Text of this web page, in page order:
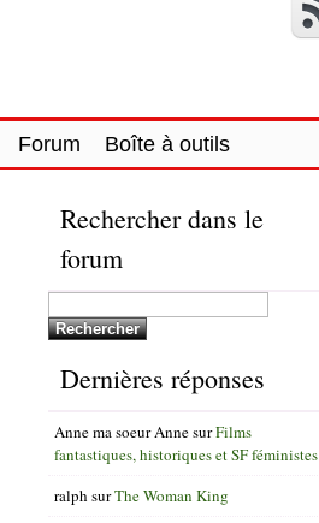
Forum Boîte à outils
Rechercher dans le
forum
Dernières réponses
Anne ma soeur AnnesurFilms
fantastiques, historiques et SF féministes
ralph surThe Woman King